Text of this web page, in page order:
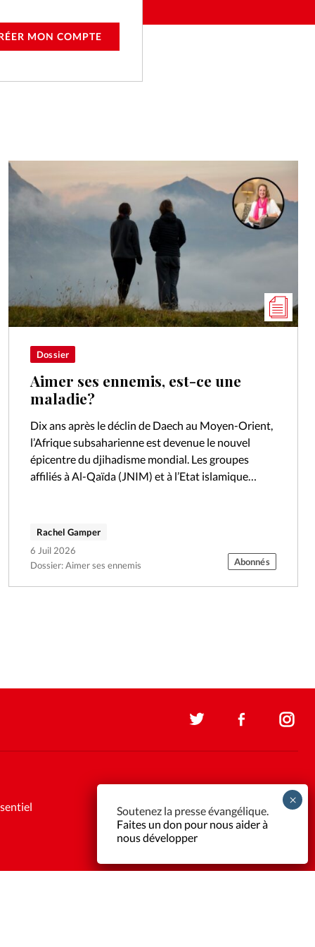
MON COMPTE
Dossier
Aimer ses ennemis, est-ce une
maladie?
Dix ans après le déclin de Daech au Moyen-Orient,
l’Afrique subsaharienne est devenue le nouvel
épicentre du djihadisme mondial. Les groupes
affiliés à Al-Qaïda (JNIM) et à l’Etat islamique
Dossier: Aimer ses ennemis
Rachel Gamper
6 Juil 2026
Abonnés
Soutenez la presse évangélique.
Faites un don pour nous aider à
nous développer